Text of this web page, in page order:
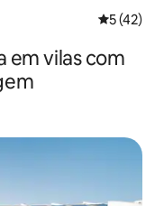
5 de uma
5 (42)
em vilas com